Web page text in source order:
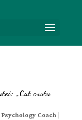
„Cat costa
Coach |